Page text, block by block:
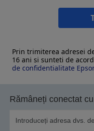
Prin trimiterea adresei
16 ani si sunteti de
de confidentialitate
Rămâneți conectat